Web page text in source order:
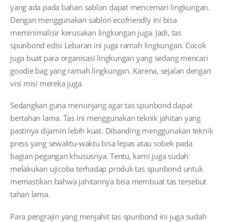
yang ada pada bahan sablon dapat mencemari lingkungan.
Dengan menggunakan sablon ecofriendly ini bisa
meminimalisir kerusakan lingkungan juga. Jadi, tas
spunbond edisi Lebaran ini juga ramah lingkungan. Cocok
juga buat para organisasi lingkungan yang sedang mencari
goodie bag yang ramah lingkungan. Karena, sejalan dengan
visi misi mereka juga.
Sedangkan guna menunjang agar tas spunbond dapat
bertahan lama. Tas ini menggunakan teknik jahitan yang
pastinya dijamin lebih kuat. Dibanding menggunakan teknik
press yang sewaktu-waktu bisa lepas atau sobek pada
bagian pegangan khususnya. Tentu, kami juga sudah
melakukan ujicoba terhadap produk tas spunbond untuk
memastikan bahwa jahitannya bisa membuat tas tersebut
tahan lama.
Para pengrajin yang menjahit tas spunbond ini juga sudah